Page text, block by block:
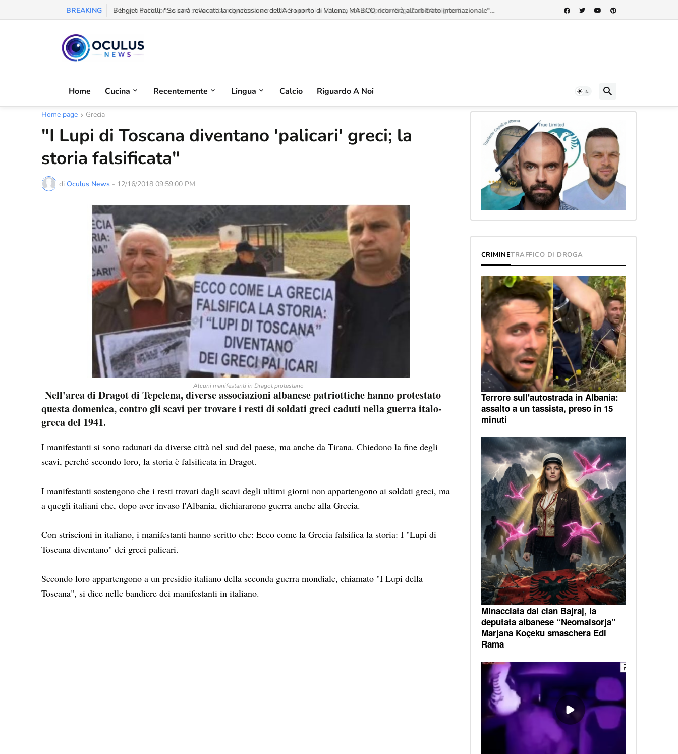
BREAKING Behgjet Pacolli: "Se sarà revocata la concessione dell'Aeroporto di Valona, MABCO ricorrerà all'arbitrato internazionale"...
Home Cucina Recentemente Lingua Calcio Riguardo A Noi
Home page Grecia
"I Lupi di Toscana diventano 'palicari' greci; la
storia falsificata"
di Oculus News - 12/16/2018 09:59:00 PM
Alcuni manifestanti in Dragot protestano
Nell'area di Dragot di Tepelena, diverse associazioni albanese patriottiche hanno protestato
questa domenica, contro gli scavi per trovare i resti di soldati greci caduti nella guerra italo-
greca del 1941.
I manifestanti si sono radunati da diverse città nel sud del paese, ma anche da Tirana. Chiedono la fine degli
scavi, perché secondo loro, la storia è falsificata in Dragot.
I manifestanti sostengono che i resti trovati dagli scavi degli ultimi giorni non appartengono ai soldati greci, ma
a quegli italiani che, dopo aver invaso l'Albania, dichiararono guerra anche alla Grecia.
Con striscioni in italiano, i manifestanti hanno scritto che: Ecco come la Grecia falsifica la storia: I "Lupi di
Toscana diventano" dei greci palicari.
Secondo loro appartengono a un presidio italiano della seconda guerra mondiale, chiamato "I Lupi della
Toscana", si dice nelle bandiere dei manifestanti in italiano.
CRIMINETRAFFICO DI DROGA
Terrore sull'autostrada in Albania:
assalto a un tassista, preso in 15
minuti
Minacciata dal clan Bajraj, la
deputata albanese “Neomalsorja”
Marjana Koçeku smaschera Edi
Rama